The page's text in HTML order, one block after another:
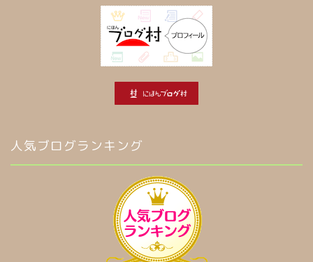
人気ブログランキング